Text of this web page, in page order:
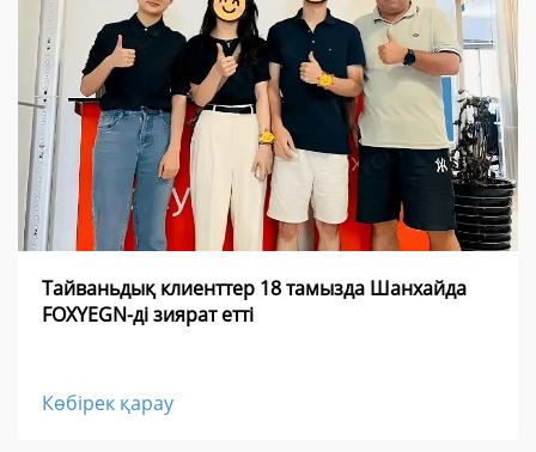
Тайваньдық клиенттер 18 тамызда Шанхайда
FOXYEGN-ді зиярат етті
Көбірек қарау